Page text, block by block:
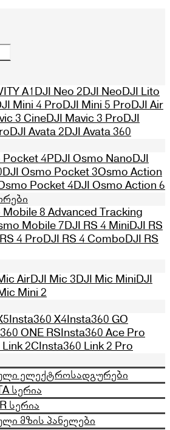
A1DJI Neo 2DJI NeoDJI Lito
Mini 4 ProDJI Mini 5 ProDJI Air
3 CineDJI Mavic 3 ProDJI
DJI Avata 2DJI Avata 360
Pocket 4PDJI Osmo NanoDJI
DJI Osmo Pocket 3Osmo Action
Pocket 4DJI Osmo Action 6
Mobile 8 Advanced Tracking
Mobile 7DJI RS 4 MiniDJI RS
4 ProDJI RS 4 ComboDJI RS
AirDJI Mic 3DJI Mic MiniDJI
Mini 2
Insta360 X4Insta360 GO
ONE RSInsta360 Ace Pro
2CInsta360 Link 2 Pro
ელექტროსადგურები
სერია
სერია
მზის პანელები